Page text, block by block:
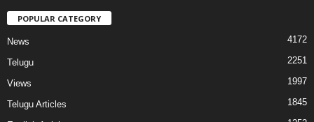
POPULAR CATEGORY
News 4172
Telugu 2251
Views 1997
Telugu Articles 1845